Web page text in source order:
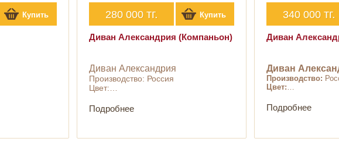
Купить 280 000 тг. Купить
Диван Александрия (Компаньон)
Диван Александрия
Производство: Россия
Цвет:…
Подробнее
340 000 тг.
Диван
Диван
Производство:
Цвет:…
Подробнее